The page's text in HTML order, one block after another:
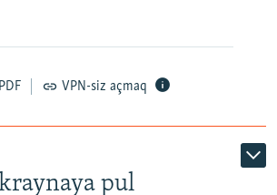
PDF VPN-siz açmaq
pul